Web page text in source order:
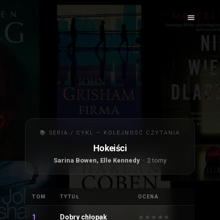
📚 SERIA / CYKL — KOLEJNOŚĆ CZYTANIA
Hokeiści
Sarina Bowen, Elle Kennedy · 2 tomy
TOM TYTUŁ OCENA
1 Dobry chłopak ★
★ ★
★ ★
★ ★
★ ★
★